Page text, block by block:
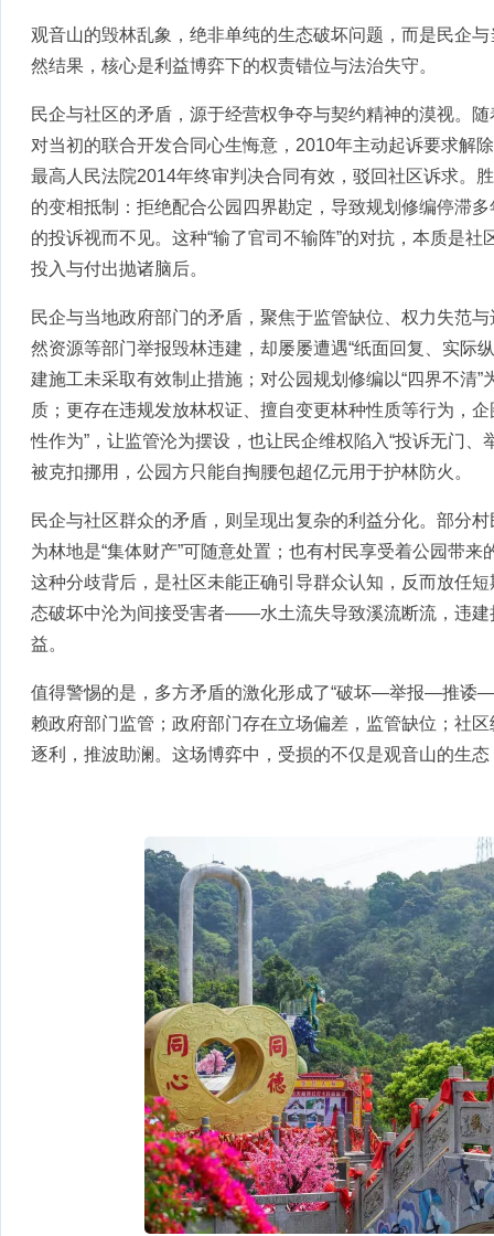
观音山的毁林乱象，绝非单纯的生态破坏问题，而是民企
然结果，核心是利益博弈下的权责错位与法治失守。
民企与社区的矛盾，源于经营权争夺与契约精神的漠视。
对当初的联合开发合同心生悔意，2010年主动起诉要求解
最高人民法院2014年终审判决合同有效，驳回社区诉求。
的变相抵制：拒绝配合公园四界勘定，导致规划修编停滞
的投诉视而不见。这种“输了官司不输阵”的对抗，本质是
投入与付出抛诸脑后。
民企与当地政府部门的矛盾，聚焦于监管缺位、权力失范
然资源等部门举报毁林违建，却屡屡遭遇“纸面回复、实际
建施工未采取有效制止措施；对公园规划修编以“四界不清”
质；更存在违规发放林权证、擅自变更林种性质等行为，
性作为”，让监管沦为摆设，也让民企维权陷入“投诉无门
被克扣挪用，公园方只能自掏腰包超亿元用于护林防火。
民企与社区群众的矛盾，则呈现出复杂的利益分化。部分
为林地是“集体财产”可随意处置；也有村民享受着公园带
这种分歧背后，是社区未能正确引导群众认知，反而放任
态破坏中沦为间接受害者——水土流失导致溪流断流，违
益。
值得警惕的是，多方矛盾的激化形成了“破坏—举报—推诿
赖政府部门监管；政府部门存在立场偏差，监管缺位；社
逐利，推波助澜。这场博弈中，受损的不仅是观音山的生